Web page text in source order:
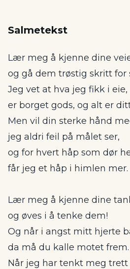
Salmetekst
Lær meg å kjenne dine
og gå dem trøstig skritt for
Jeg vet at hva jeg fikk i eie,
er borget gods, og alt er
Men vil din sterke hånd
jeg aldri feil på målet ser,
og for hvert håp som dør
får jeg et håp i himlen mer.
Lær meg å kjenne dine
og øves i å tenke dem!
Og når i angst mitt hjerte
da må du kalle motet frem.
Når jeg har tenkt meg trett